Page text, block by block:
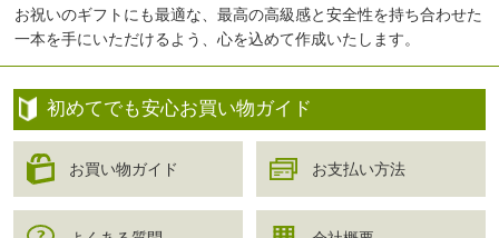
お祝いのギフトにも最適な、最高の高級感と安全性を持ち合わせた
一本を手にいただけるよう、心を込めて作成いたします。
初めてでも安心お買い物ガイド
お買い物ガイド お支払い方法